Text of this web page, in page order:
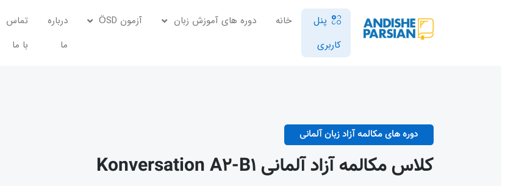
پنل
کاربری
خانه دوره های آموزش زبان آزمون ÖSD
درباره
ما
تماس
با ما
دوره های مکالمه آزاد زبان آلمانی
کلاس مکالمه آزاد آلمانی Konversation A2-B1